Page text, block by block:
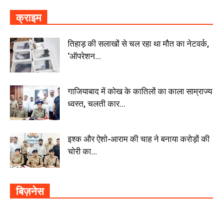
क्राइम
तिहाड़ की सलाखों से चल रहा था मौत का नेटवर्क,
‘ऑपरेशन...
गाजियाबाद में कोख के कातिलों का काला साम्राज्य
ध्वस्त, चलती कार...
इश्क और ऐशो-आराम की चाह ने बनाया करोड़ों की
चोरी का...
बिज़नेस